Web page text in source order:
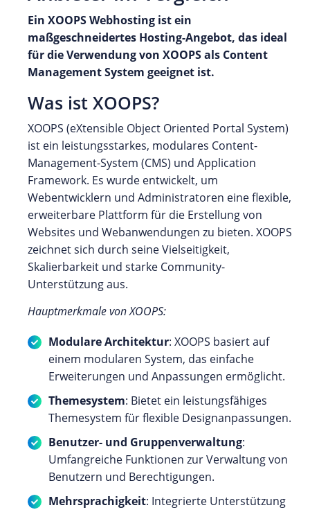
Ein XOOPS Webhosting ist ein
maßgeschneidertes Hosting-Angebot, das ideal
für die Verwendung von XOOPS als Content
Management System geeignet ist.
Was ist XOOPS?
XOOPS (eXtensible Object Oriented Portal System)
ist ein leistungsstarkes, modulares Content-
Management-System (CMS) und Application
Framework. Es wurde entwickelt, um
Webentwicklern und Administratoren eine flexible,
erweiterbare Plattform für die Erstellung von
Websites und Webanwendungen zu bieten. XOOPS
zeichnet sich durch seine Vielseitigkeit,
Skalierbarkeit und starke Community-
Unterstützung aus.
Hauptmerkmale von XOOPS:
Modulare Architektur: XOOPS basiert auf
einem modularen System, das einfache
Erweiterungen und Anpassungen ermöglicht.
Themesystem: Bietet ein leistungsfähiges
Themesystem für flexible Designanpassungen.
Benutzer- und Gruppenverwaltung:
Umfangreiche Funktionen zur Verwaltung von
Benutzern und Berechtigungen.
Mehrsprachigkeit: Integrierte Unterstützung